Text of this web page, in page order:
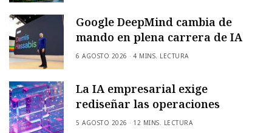
Google DeepMind cambia de
mando en plena carrera de IA
6 AGOSTO 2026 4 MINS. LECTURA
La IA empresarial exige
rediseñar las operaciones
5 AGOSTO 2026 12 MINS. LECTURA